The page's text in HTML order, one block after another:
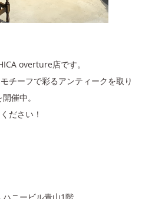
overture店です。
チーフで彩るアンティークを取り
催中。
ださい！